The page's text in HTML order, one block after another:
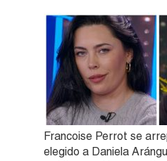
Francoise Perrot se
elegido a Daniela